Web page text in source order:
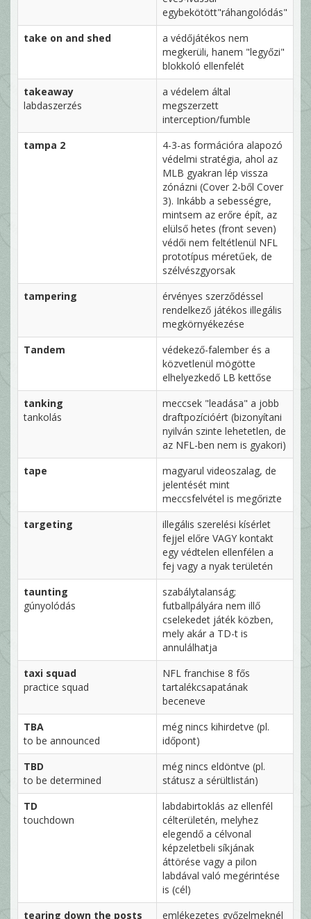
egybekötött"ráhangolódás"
take on and shed
a védőjátékos nem
megkerüli, hanem "legyőzi"
blokkoló ellenfelét
takeaway
labdaszerzés
a védelem által
megszerzett
interception/fumble
tampa 2
4-3-as formációra alapozó
védelmi stratégia, ahol az
MLB gyakran lép vissza
zónázni (Cover 2-ből Cover
3). Inkább a sebességre,
mintsem az erőre épít, az
elülső hetes (front seven)
védői nem feltétlenül NFL
prototípus méretűek, de
szélvészgyorsak
tampering
érvényes szerződéssel
rendelkező játékos illegális
megkörnyékezése
Tandem
védekező-falember és a
közvetlenül mögötte
elhelyezkedő LB kettőse
tanking
tankolás
meccsek "leadása" a jobb
draftpozícióért (bizonyítani
nyilván szinte lehetetlen, de
az NFL-ben nem is gyakori)
tape
magyarul videoszalag, de
jelentését mint
meccsfelvétel is megőrizte
targeting
illegális szerelési kísérlet
fejjel előre VAGY kontakt
egy védtelen ellenfélen a
fej vagy a nyak területén
taunting
gúnyolódás
szabálytalanság;
futballpályára nem illő
cselekedet játék közben,
mely akár a TD-t is
annulálhatja
taxi squad
practice squad
NFL franchise 8 fős
tartalékcsapatának
beceneve
TBA
to be announced
még nincs kihirdetve (pl.
időpont)
TBD
to be determined
még nincs eldöntve (pl.
státusz a sérültlistán)
TD
touchdown
labdabirtoklás az ellenfél
célterületén, melyhez
elegendő a célvonal
képzeletbeli síkjának
áttörése vagy a pilon
labdával való megérintése
is (cél)
tearing down the posts
emlékezetes győzelmeknél